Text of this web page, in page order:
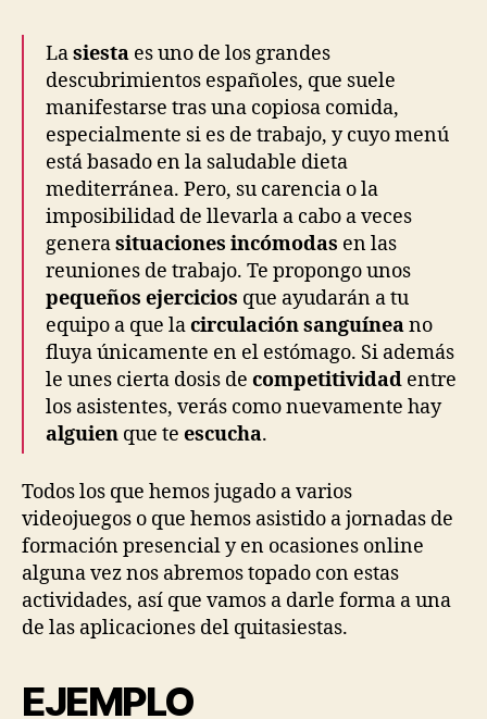
Lasiesta es uno de los grandes
descubrimientos españoles, que suele
manifestarse tras una copiosa comida,
especialmente si es de trabajo, y cuyo menú
está basado en la saludable dieta
mediterránea. Pero, su carencia o la
imposibilidad de llevarla a cabo a veces
generasituaciones incómodas en las
reuniones de trabajo. Te propongo unos
pequeños ejercicios que ayudarán a tu
equipo a que lacirculación sanguíneano
fluya únicamente en el estómago. Si además
le unes cierta dosis de competitividad entre
los asistentes, verás como nuevamente hay
alguien que te escucha.
Todos los que hemos jugado a varios
videojuegos o que hemos asistido a jornadas de
formación presencial y en ocasiones online
alguna vez nos abremos topado con estas
actividades, así que vamos a darle forma a una
de las aplicaciones del quitasiestas.
EJEMPLO